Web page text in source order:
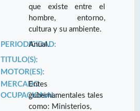
que existe entre el
hombre, entorno,
cultura y su ambiente.
PERIODICIDAD:
Anual.
TITULO(S):
MOTOR(ES):
MERCADO
OCUPACIONAL:
Entes
gubernamentales tales
como: Ministerios,